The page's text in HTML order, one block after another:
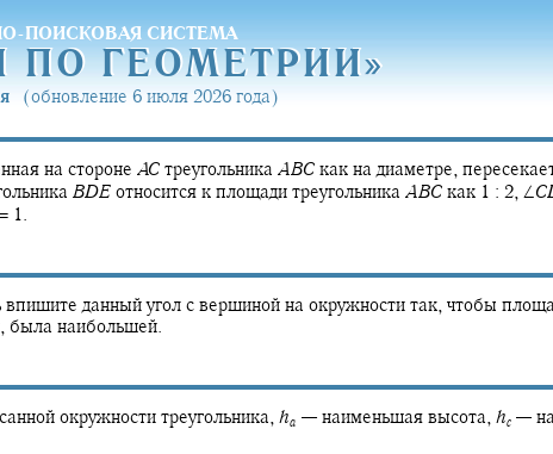
ПОИСКОВАЯ СИСТЕМА
ПО ГЕОМЕТРИИ»
ПО ГЕОМЕТРИИ»
(обновление 6 июля 2026 года)
на стороне AC треугольника ABC как на диаметре,
BDE относится к площади треугольника ABC как 1 : 2, ∠C
1.
данный угол с вершиной на окружности так, чтобы
была наибольшей.
окружности треугольника, ha — наименьшая высота, hc —